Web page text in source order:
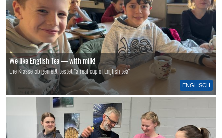
ENGLISCH
We like English Tea — with milk!
Die Klasse 5b genießt testet "a real cup of English tea"